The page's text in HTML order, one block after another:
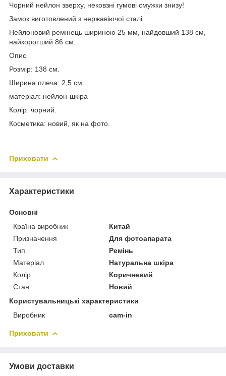
Чорний нейлон зверху, нековзні гумові смужки знизу!
Замок виготовлений з нержавіючої сталі.
Нейлоновий ремінець шириною 25 мм, найдовший 138 см,
найкоротший 86 см.
Опис
Розмір: 138 см.
Ширина плеча: 2,5 см.
матеріал: нейлон-шкіра
Колір: чорний.
Косметика: новий, як на фото.
Приховати
Характеристики
Основні
Країна виробник
Китай
Призначення
Для фотоапарата
Тип
Ремінь
Матеріал
Натуральна шкіра
Колір
Коричневий
Стан
Новий
Користувальницькі характеристики
Виробник
cam-in
Приховати
Умови доставки